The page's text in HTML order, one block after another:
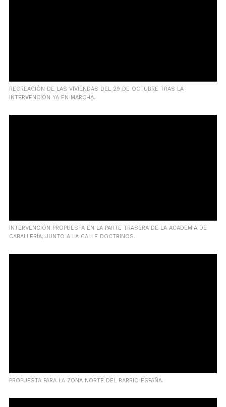
RECREACIÓN DE LAS VIVIENDAS DEL 29 DE OCTUBRE TRAS LA
INTERVENCIÓN YA EN MARCHA.
INTERVENCIÓN PROPUESTA EN LA PARTE TRASERA DE LA ACADEMIA DE
CABALLERÍA, JUNTO A LA CALLE DOCTRINOS.
PROPUESTA PARA LA ZONA NORTE DEL BARRIO ESPAÑA.